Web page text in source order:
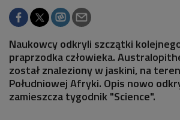
Naukowcy odkryli szczątki
praprzodka człowieka.
został znaleziony w jaskini, na
Południowej Afryki. Opis nowo
zamieszcza tygodnik "Science".